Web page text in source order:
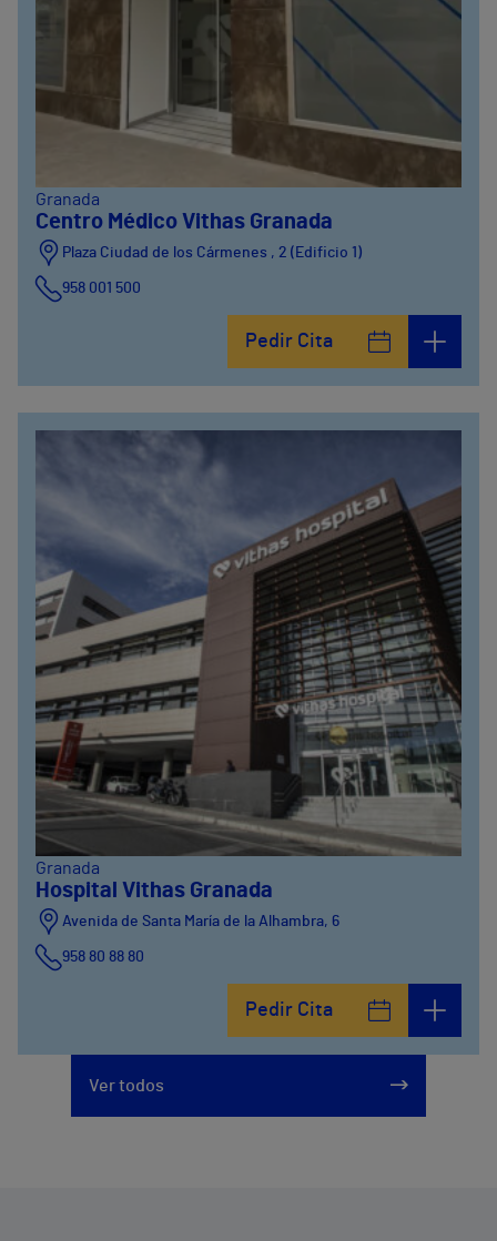
Granada
Centro Médico Vithas Granada
Plaza Ciudad de los Cármenes , 2 (Edificio 1)
958 001 500
Pedir Cita
Granada
Hospital Vithas Granada
Avenida de Santa María de la Alhambra, 6
958 80 88 80
Pedir Cita
Ver todos